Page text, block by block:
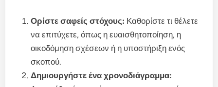
Ορίστε σαφείς στόχους: Καθορίστε τι θέλετε
να επιτύχετε, όπως η ευαισθητοποίηση, η
οικοδόμηση σχέσεων ή η υποστήριξη ενός
σκοπού.
Δημιουργήστε ένα χρονοδιάγραμμα: